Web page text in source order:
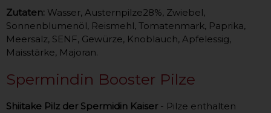
Zutaten: Wasser, Austernpilze28%, Zwiebel,
Sonnenblumenöl, Reismehl, Tomatenmark, Paprika,
Meersalz, SENF, Gewürze, Knoblauch, Apfelessig,
Maisstärke, Majoran.
Spermindin Booster Pilze
Shiitake Pilz der Spermidin Kaiser- Pilze enthalten